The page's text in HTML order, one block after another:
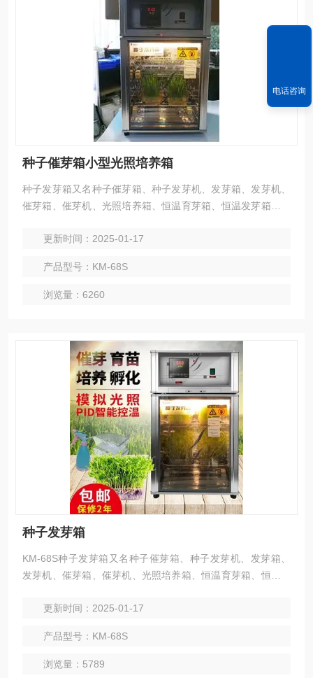
种子催芽箱小型光照培养箱
种子发芽箱又名种子催芽箱、种子发芽机、发芽箱、发芽机、
催芽箱、催芽机、光照培养箱、恒温育芽箱、恒温发芽箱等，
备，主要用于农业中种子发芽，催芽，种子育苗，恒温育种使
更新时间：2025-01-17
产品型号：KM-68S
浏览量：6260
种子发芽箱
KM-68S种子发芽箱又名种子催芽箱、种子发芽机、发芽箱、
发芽机、催芽箱、催芽机、光照培养箱、恒温育芽箱、恒温发
备，主要用于农业中种子发芽，催芽，种子育苗，恒温育种使
更新时间：2025-01-17
产品型号：KM-68S
浏览量：5789
电话咨询